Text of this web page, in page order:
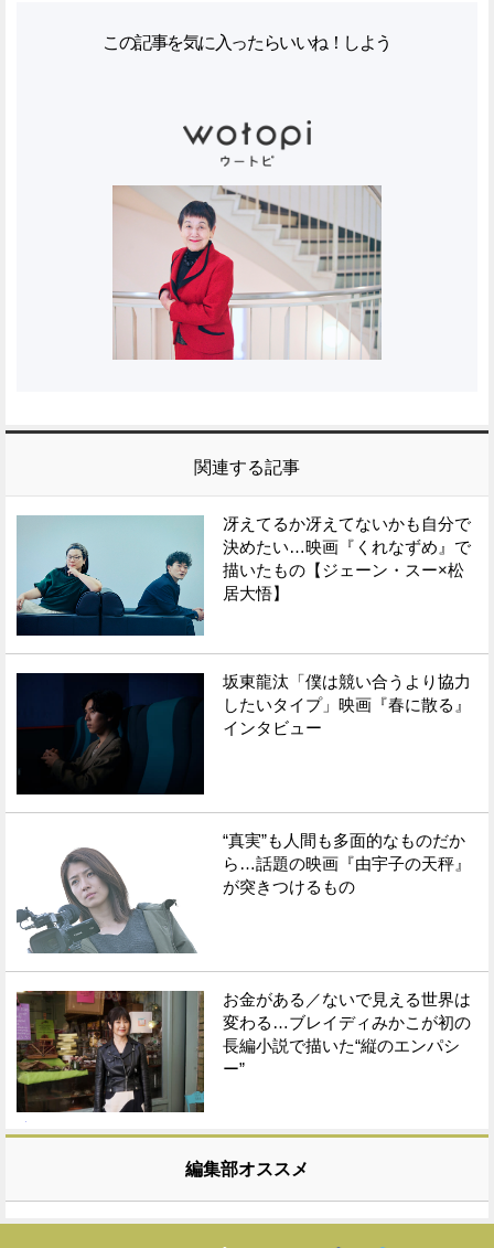
この記事を気に入ったらいいね！しよう
関連する記事
冴えてるか冴えてないかも自分で
決めたい…映画『くれなずめ』で
描いたもの【ジェーン・スー×松
居大悟】
坂東龍汰「僕は競い合うより協力
したいタイプ」映画『春に散る』
インタビュー
“真実”も人間も多面的なものだか
ら…話題の映画『由宇子の天秤』
が突きつけるもの
お金がある／ないで見える世界は
変わる…ブレイディみかこが初の
長編小説で描いた“縦のエンパシ
ー”
編集部オススメ